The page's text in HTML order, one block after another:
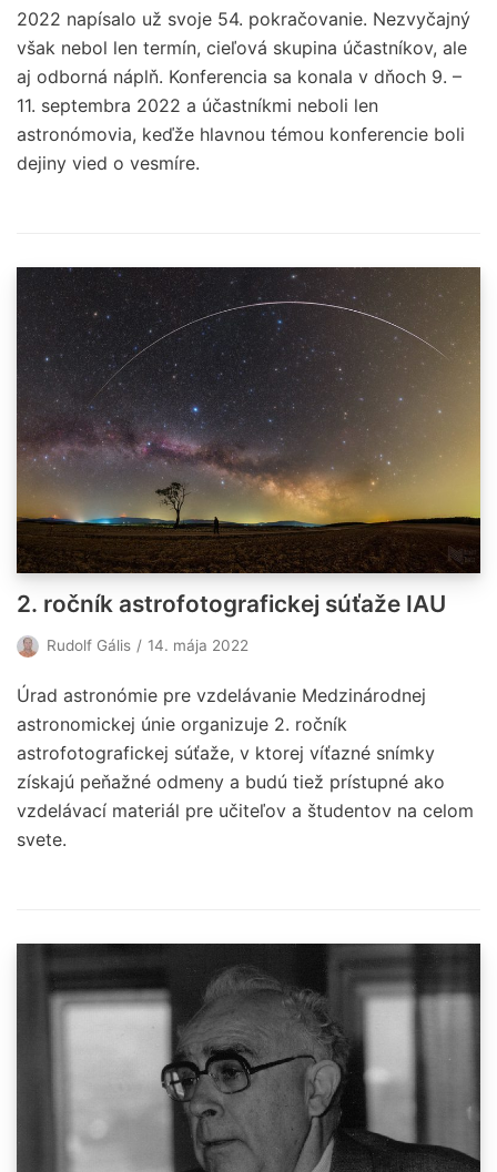
2022 napísalo už svoje 54. pokračovanie. Nezvyčajný
však nebol len termín, cieľová skupina účastníkov, ale
aj odborná náplň. Konferencia sa konala v dňoch 9. –
11. septembra 2022 a účastníkmi neboli len
astronómovia, keďže hlavnou témou konferencie boli
dejiny vied o vesmíre.
2. ročník astrofotografickej súťaže IAU
Rudolf Gális 14. mája 2022
Úrad astronómie pre vzdelávanie Medzinárodnej
astronomickej únie organizuje 2. ročník
astrofotografickej súťaže, v ktorej víťazné snímky
získajú peňažné odmeny a budú tiež prístupné ako
vzdelávací materiál pre učiteľov a študentov na celom
svete.